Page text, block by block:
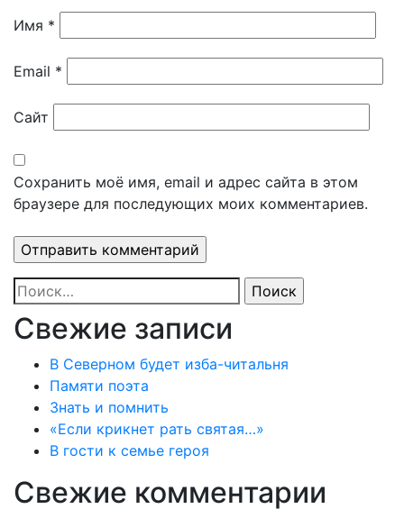
Имя *
Email *
Сайт
Сохранить моё имя, email и адрес сайта в этом
браузере для последующих моих комментариев.
Найти:
Свежие записи
В Северном будет изба-читальня
Памяти поэта
Знать и помнить
«Если крикнет рать святая…»
В гости к семье героя
Свежие комментарии